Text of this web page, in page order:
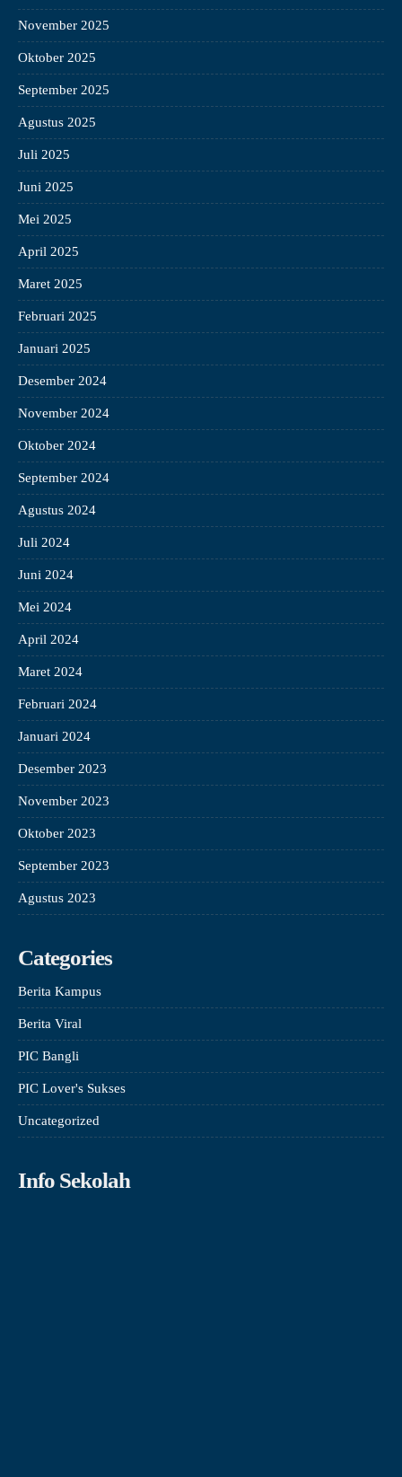
November 2025
Oktober 2025
September 2025
Agustus 2025
Juli 2025
Juni 2025
Mei 2025
April 2025
Maret 2025
Februari 2025
Januari 2025
Desember 2024
November 2024
Oktober 2024
September 2024
Agustus 2024
Juli 2024
Juni 2024
Mei 2024
April 2024
Maret 2024
Februari 2024
Januari 2024
Desember 2023
November 2023
Oktober 2023
September 2023
Agustus 2023
Categories
Berita Kampus
Berita Viral
PIC Bangli
PIC Lover's Sukses
Uncategorized
Info Sekolah